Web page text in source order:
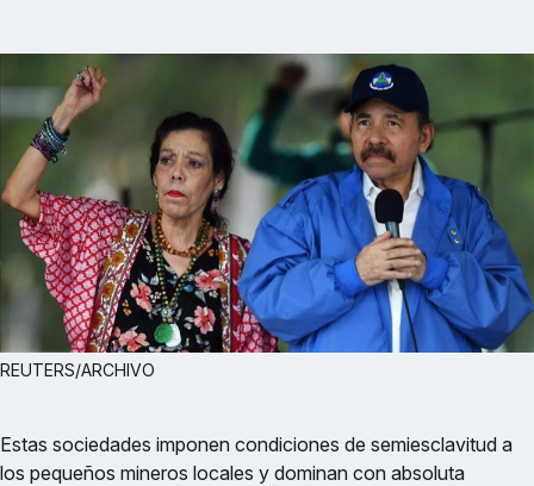
REUTERS/ARCHIVO
Estas sociedades imponen condiciones de semiesclavitud a
los pequeños mineros locales y dominan con absoluta